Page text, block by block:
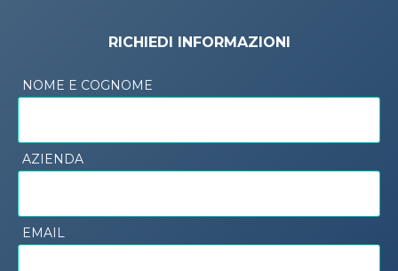
RICHIEDI INFORMAZIONI
NOME E COGNOME
AZIENDA
EMAIL